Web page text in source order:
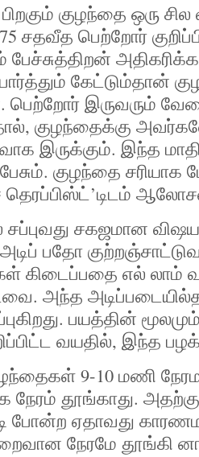
குழந்தை ஒரு
75 சதவீத பெற்றோர்
கேட்டும்தான்
இருவரும்
குழந்தைக்கு
இருக்கும். இந்த
குழந்தை
சப்புவது சகஜமான
அடிப் பதோ
கிடைப்பதை எல் லாம்
அந்த
பயத்தின்
வயதில், இந்த
9-10 மணி
நேரம் தூங்காது.
போன்ற ஏதாவது
நேரமே தூங்கி